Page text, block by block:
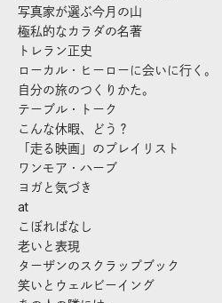
写真家が選ぶ今月の山
極私的なカラダの名著
トレラン正史
ローカル・ヒーローに会いに行く。
自分の旅のつくりかた。
テーブル・トーク
こんな休暇、どう？
「走る映画」のプレイリスト
ワンモア・ハーブ
ヨガと気づき
at
こぼればなし
老いと表現
ターザンのスクラップブック
笑いとウェルビーイング